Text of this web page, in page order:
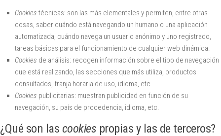
Cookies técnicas: son las más elementales y permiten, entre otras
cosas, saber cuándo está navegando un humano o una aplicación
automatizada, cuándo navega un usuario anónimo y uno registrado,
tareas básicas para el funcionamiento de cualquier web dinámica.
Cookies de análisis: recogen información sobre el tipo de navegación
que está realizando, las secciones que más utiliza, productos
consultados, franja horaria de uso, idioma, etc.
Cookies publicitarias: muestran publicidad en función de su
navegación, su país de procedencia, idioma, etc.
¿Qué son las cookies propias y las de terceros?